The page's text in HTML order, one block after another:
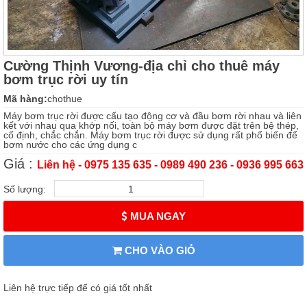
Cường Thịnh Vương-địa chỉ cho thuê máy
bơm trục rời uy tín
Mã hàng:chothue
Máy bơm trục rời được cấu tạo động cơ và đầu bơm rời nhau và liên
kết với nhau qua khớp nối, toàn bộ máy bơm được đặt trên bệ thép,
cố định, chắc chắn. Máy bơm trục rời được sử dụng rất phổ biến để
bơm nước cho các ứng dụng c
Giá : Liên hệ - 0975 135 635 - 0989 490 236 - 0936 995 663
Số lượng:
MUA NGAY
CHO VÀO GIỎ
Liên hệ trực tiếp để có giá tốt nhất